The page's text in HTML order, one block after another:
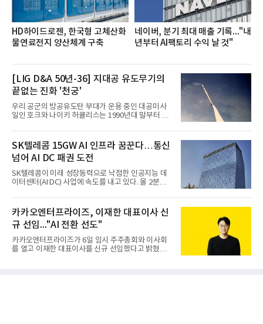
HD하이드로젠, 한국형 고체산화
물연료전지 양산체계 구축
네이버, 분기 최대 매출 기록..."내
년부터 AI팩토리 수익 날 것"
[LIG D&A 50년-36] 지대공 유도무기의
끝없는 진화 '천궁'
우리 공군의 방공유도탄 부대가 운용 중인 대공미사
일인 호크와 나이키 허큘리스는 1990년대 말부터 성
기존 미사일체계를 대체할 중고도 및 중거리 대공미
사일을 개발하기로 결정했다.처음 KM-SAM 사업으로
불린 이 사업의 명칭은 호크(Iron Hawk, 철매)를 대체
한다는 의미에서 ‘철매Ⅱ’ 로 정해졌다. 철매Ⅱ 개발
사업은 미사일체계 완성 후인 2011년 ‘천궁(天弓)’으
로 다시 장비명이 바뀌었다. 17개 업체와 관련 기관이
참여한 가운데 LIG 넥스원은 탐색 개발에서 체계개발
인 천궁
SK텔레콤 15GW AI 인프라 꿈꾼다…통신
넘어 AI DC 패권 도전
SK텔레콤이 미래 성장동력으로 낙점한 인공지능 데
이터센터(AI DC) 사업에 속도를 내고 있다. 올 2분기
는 2035년까지 총 15GW(기가와트) 규모의 AI DC를
구축하겠다는 대형 청사진을 제시하면서다. 이에 따
라 경쟁 구도 역시 이동통신사인 KT, LG유플러스를
넘어 네이버, 삼성SDS 등 IT 인프라 기업으로 확장되
고 있다.7일 SK텔레콤에 따르면 회사는 올해 2분기
연결 기준 매출 4조 3591억원, 영업이익 5660억원을
기록했다. 매출은 전년 동기 대비 0.5%, 영업이익은
카카오엔터프라이즈, 이재한 대표이사 신
규 선임..."AI 전환 선도"
카카오엔터프라이즈가 6일 임시 주주총회와 이사회
를 열고 이재한 대표이사를 신규 선임했다고 밝혔다.